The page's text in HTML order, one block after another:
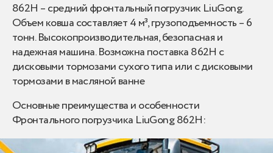
862H – средний фронтальный погрузчик LiuGong.
Объем ковша составляет 4 м³, грузоподъемность – 6
тонн. Высокопроизводительная, безопасная и
надежная машина. Возможна поставка 862H с
дисковыми тормозами сухого типа или с дисковыми
тормозами в масляной ванне
Основные преимущества и особенности
Фронтального погрузчика LiuGong 862H: